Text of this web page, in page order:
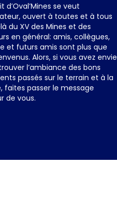
d’Oval’Mines se veut
ouvert à toutes et à tous
du XV des Mines et des
en général: amis, collègues,
et futurs amis sont plus que
Alors, si vous avez envie
l’ambiance des bons
passés sur le terrain et à la
faites passer le message
de vous.